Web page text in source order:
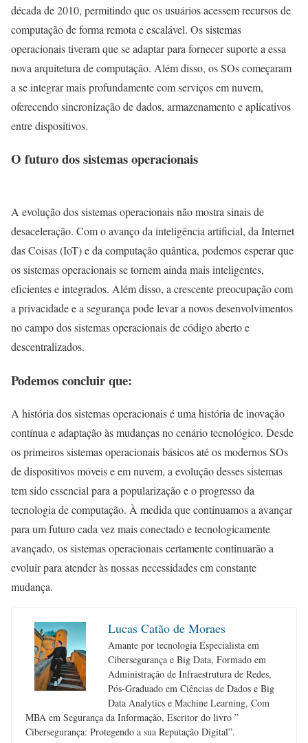
década de 2010, permitindo que os usuários acessem recursos de
computação de forma remota e escalável. Os sistemas
operacionais tiveram que se adaptar para fornecer suporte a essa
nova arquitetura de computação. Além disso, os SOs começaram
a se integrar mais profundamente com serviços em nuvem,
oferecendo sincronização de dados, armazenamento e aplicativos
entre dispositivos.
O futuro dos sistemas operacionais
A evolução dos sistemas operacionais não mostra sinais de
desaceleração. Com o avanço da inteligência artificial, da Internet
das Coisas (IoT) e da computação quântica, podemos esperar que
os sistemas operacionais se tornem ainda mais inteligentes,
eficientes e integrados. Além disso, a crescente preocupação com
a privacidade e a segurança pode levar a novos desenvolvimentos
no campo dos sistemas operacionais de código aberto e
descentralizados.
Podemos concluir que:
A história dos sistemas operacionais é uma história de inovação
contínua e adaptação às mudanças no cenário tecnológico. Desde
os primeiros sistemas operacionais básicos até os modernos SOs
de dispositivos móveis e em nuvem, a evolução desses sistemas
tem sido essencial para a popularização e o progresso da
tecnologia de computação. À medida que continuamos a avançar
para um futuro cada vez mais conectado e tecnologicamente
avançado, os sistemas operacionais certamente continuarão a
evoluir para atender às nossas necessidades em constante
mudança.
Lucas Catão de Moraes
Amante por tecnologia Especialista em
Cibersegurança e Big Data, Formado em
Administração de Infraestrutura de Redes,
Pós-Graduado em Ciências de Dados e Big
Data Analytics e Machine Learning, Com
MBA em Segurança da Informação, Escritor do livro ”
Cibersegurança: Protegendo a sua Reputação Digital”.